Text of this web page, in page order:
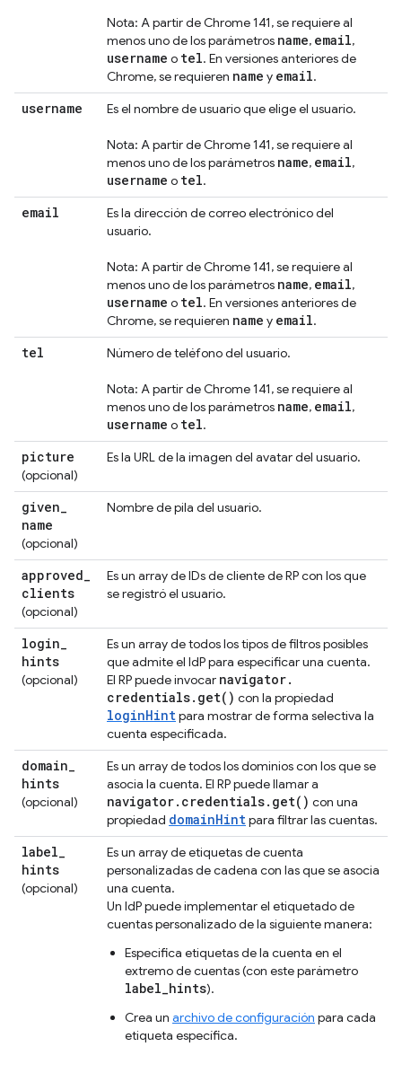
Nota: A partir de Chrome 141, se requiere al
menos uno de los parámetros name, email,
username o tel. En versiones anteriores de
Chrome, se requieren name y email.
username Es el nombre de usuario que elige el usuario.
Nota: A partir de Chrome 141, se requiere al
menos uno de los parámetros name, email,
username o tel.
email
Es la dirección de correo electrónico del
usuario.
Nota: A partir de Chrome 141, se requiere al
menos uno de los parámetros name, email,
username o tel. En versiones anteriores de
Chrome, se requieren name y email.
tel Número de teléfono del usuario.
Nota: A partir de Chrome 141, se requiere al
menos uno de los parámetros name, email,
username o tel.
picture
(opcional)
Es la URL de la imagen del avatar del usuario.
given_
name
(opcional)
Nombre de pila del usuario.
approved_
clients
(opcional)
Es un array de IDs de cliente de RP con los que
se registró el usuario.
login_
hints
(opcional)
Es un array de todos los tipos de filtros posibles
que admite el IdP para especificar una cuenta.
El RP puede invocar navigator.
credentials. get( ) con la propiedad
loginHintpara mostrar de forma selectiva la
cuenta especificada.
domain_
hints
(opcional)
Es un array de todos los dominios con los que se
asocia la cuenta. El RP puede llamar a
navigator. credentials. get( ) con una
propiedad domainHintpara filtrar las cuentas.
label_
hints
(opcional)
Es un array de etiquetas de cuenta
personalizadas de cadena con las que se asocia
una cuenta.
Un IdP puede implementar el etiquetado de
cuentas personalizado de la siguiente manera:
Especifica etiquetas de la cuenta en el
extremo de cuentas (con este parámetro
label_hints).
Crea un archivo de configuración para cada
etiqueta específica.